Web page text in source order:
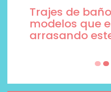
Trajes de
modelos que
arrasando